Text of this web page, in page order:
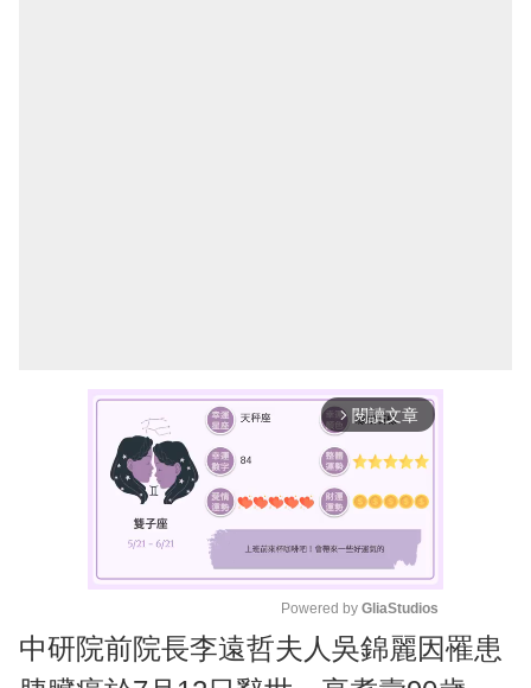
arrow_forward_ios 閱讀文章
M
u
Powered by GliaStudios
中研院前院長李遠哲夫人吳錦麗因罹患